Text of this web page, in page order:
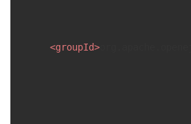
<groupId>